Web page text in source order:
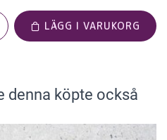
LÄGG I VARUKORG
denna köpte också